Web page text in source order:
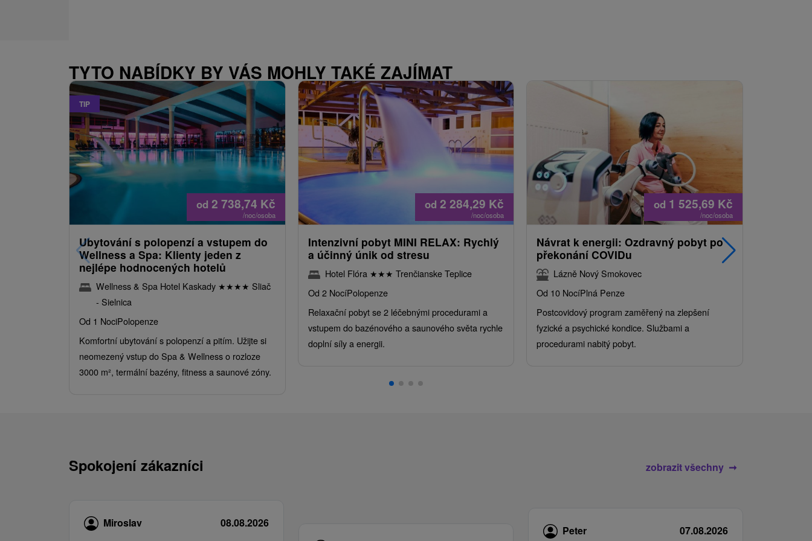
TYTO NABÍDKY BY VÁS MOHLY TAKÉ ZAJÍMAT
TIP
od 2 738,74 Kč
/noc/osoba
Ubytování s polopenzí a vstupem do
Wellness a Spa: Klienty jeden z
nejlépe hodnocených hotelů
Wellness & Spa Hotel Kaskady ★★★★ Sliač
- Sielnica
Od 1 NociPolopenze
Komfortní ubytování s polopenzí a pitím. Užijte si
neomezený vstup do Spa & Wellness o rozloze
3000 m², termální bazény, fitness a saunové zóny.
od 2 284,29 Kč
/noc/osoba
Intenzivní pobyt MINI RELAX: Rychlý
a účinný únik od stresu
Hotel Flóra ★★★ Trenčianske Teplice
Od 2 NocíPolopenze
Relaxační pobyt se 2 léčebnými procedurami a
vstupem do bazénového a saunového světa rychle
doplní síly a energii.
od 1 525,69 Kč
/noc/osoba
Návrat k energii: Ozdravný pobyt po
překonání COVIDu
Lázně Nový Smokovec
Od 10 NocíPlná Penze
Postcovidový program zaměřený na zlepšení
fyzické a psychické kondice. Službami a
procedurami nabitý pobyt.
Spokojení zákazníci zobrazit všechny
Miroslav
08.08.2026
Peter 07.08.2026